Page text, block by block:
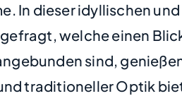
In dieser idyllischen
gefragt, welche einen
sind,
traditioneller Optik